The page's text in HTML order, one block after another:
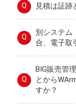
Q 見積は証跡
Q
別システム
合、電子取
Q
BIG販売管
とから
すか？